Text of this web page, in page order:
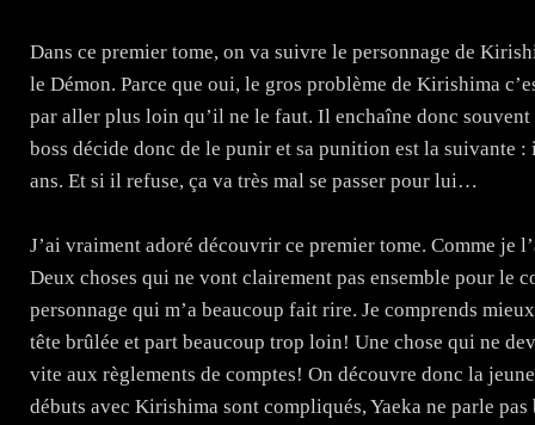
Dans ce premier tome, on va suivre le personnage de
le Démon. Parce que oui, le gros problème de Kirishima
par aller plus loin qu’il ne le faut. Il enchaîne donc
boss décide donc de le punir et sa punition est la suivante
ans. Et si il refuse, ça va très mal se passer pour lui…
J’ai vraiment adoré découvrir ce premier tome. Comme je
Deux choses qui ne vont clairement pas ensemble pour le
personnage qui m’a beaucoup fait rire. Je comprends
tête brûlée et part beaucoup trop loin! Une chose qui ne
vite aux règlements de comptes! On découvre donc la
débuts avec Kirishima sont compliqués, Yaeka ne parle